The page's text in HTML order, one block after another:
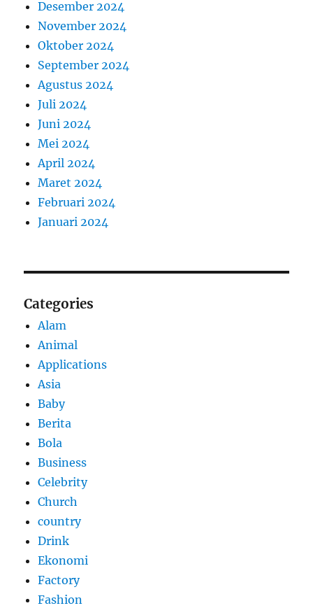
Desember 2024
November 2024
Oktober 2024
September 2024
Agustus 2024
Juli 2024
Juni 2024
Mei 2024
April 2024
Maret 2024
Februari 2024
Januari 2024
Categories
Alam
Animal
Applications
Asia
Baby
Berita
Bola
Business
Celebrity
Church
country
Drink
Ekonomi
Factory
Fashion